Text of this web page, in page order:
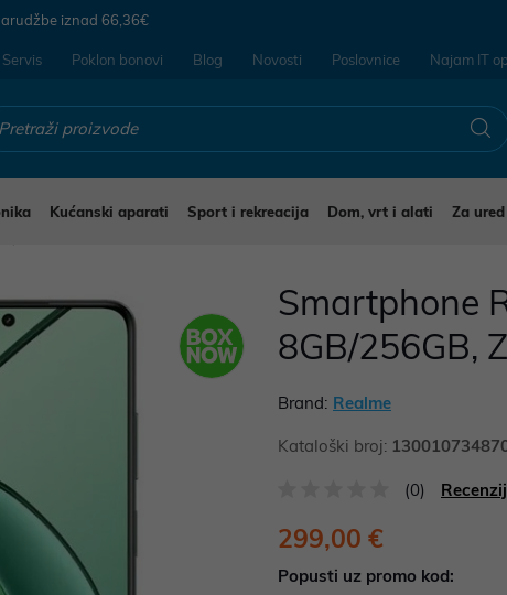
iznad 66,36€
Servis Poklon bonovi Blog Novosti Poslovnice Najam IT
Kućanski aparati Sport i rekreacija Dom, vrt i alati Za
Smartphone
8GB/256GB,
Brand: Realme
Kataloški broj:
(0)
299,00 €
Popusti uz promo kod: